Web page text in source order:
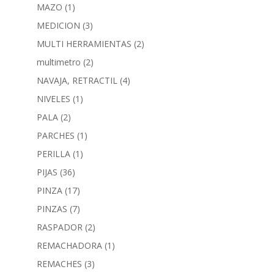
MAZO (1)
MEDICION (3)
MULTI HERRAMIENTAS (2)
multimetro (2)
NAVAJA, RETRACTIL (4)
NIVELES (1)
PALA (2)
PARCHES (1)
PERILLA (1)
PIJAS (36)
PINZA (17)
PINZAS (7)
RASPADOR (2)
REMACHADORA (1)
REMACHES (3)